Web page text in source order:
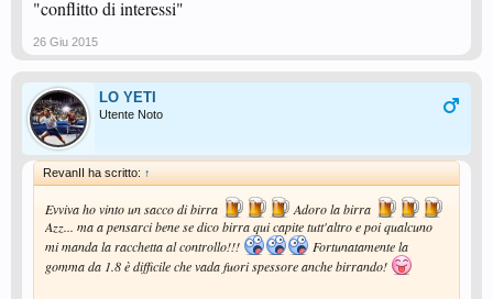
"conflitto di interessi"
26 Giu 2015
LO YETI
Utente Noto
RevanII ha scritto: ↑
Evviva ho vinto un sacco di birra
Adoro la birra
Azz... ma a pensarci bene se dico birra qui capite tutt'altro e poi qualcuno
mi manda la racchetta al controllo!!!
Fortunatamente la
gomma da 1.8 è difficile che vada fuori spessore anche birrando!